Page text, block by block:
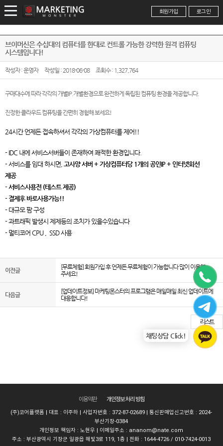
로그인
회원가입
브이머신은 수십대의 컴퓨터를 한대로 컨트롤 가능한 강력한 원격 컴퓨팅
시스템입니다!
작성자 : 운영자 작성일 : 2018-06-08 조회수 : 1,327,764
구매대수에 따라 각각의 개별IP.개별환경으로 완전하게 독립된 컴퓨팅 환경을 제공합니다.
진정한 클라우드 컴퓨팅을 간편히 경험해 보세요!
24시간 언제든 접속하셔서 각각의 가상컴퓨터를 제어!!
- IDC 내에 서비스서버들이 존재하여 쾌적한 환경입니다.
- 서비스를 임대 하시면, 고사양 서버 + 가상컴퓨터당 1개의 공인IP + 인터넷회선
제공
-서비스사용전 (테스트 제공)
- 결제후 바로사용가능!!
- 대규모 팜 구성
- 과트래픽 발생시 제제등의 조치가 있을수있습니다
- 멀티코어 CPU , SSD 사용
이전글
[무료체험] 회원가입 후 언제든 무료체험이 가능합니다 많이 이용해
주세요!
다음글
[업데이트정보] 마케팅몬스터의 프로그램은 매일매일 최신 업데이트에
대응합니다!
리스트
채팅상담 Click!
이용약관 개인정보 처리 방침
(주)코어플랫폼 | 대표 : 이주하 | 사업자번호 : 372-87-02689 | 통신판매업신고번호 : 2024-
부산기장-0384
개인정보 책임자 : 노현우 | 이메일주소 : ananom@nate.com
주소 : 부산광역시 기장군 일광읍 해빛3로 119, 1층 | 전화 : 1644-4726 / 010-7424-0013